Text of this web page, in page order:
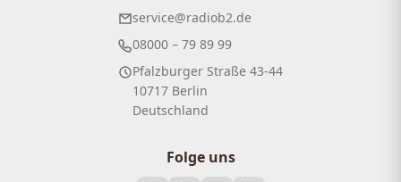
service@radiob2.de
08000 – 79 89 99
Pfalzburger Straße 43-44
10717 Berlin
Deutschland
Folge uns